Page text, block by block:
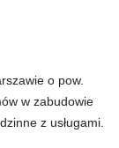
o pow.
w zabudowie
z usługami.